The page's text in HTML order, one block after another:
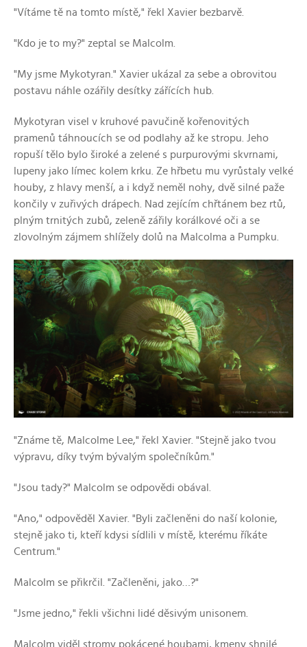
"Vítáme tě na tomto místě," řekl Xavier bezbarvě.
"Kdo je to my?" zeptal se Malcolm.
"My jsme Mykotyran." Xavier ukázal za sebe a obrovitou
postavu náhle ozářily desítky zářících hub.
Mykotyran visel v kruhové pavučině kořenovitých
pramenů táhnoucích se od podlahy až ke stropu. Jeho
ropuší tělo bylo široké a zelené s purpurovými skvrnami,
lupeny jako límec kolem krku. Ze hřbetu mu vyrůstaly velké
houby, z hlavy menší, a i když neměl nohy, dvě silné paže
končily v zuřivých drápech. Nad zejícím chřtánem bez rtů,
plným trnitých zubů, zeleně zářily korálkové oči a se
zlovolným zájmem shlížely dolů na Malcolma a Pumpku.
"Známe tě, Malcolme Lee," řekl Xavier. "Stejně jako tvou
výpravu, díky tvým bývalým společníkům."
"Jsou tady?" Malcolm se odpovědi obával.
"Ano," odpověděl Xavier. "Byli začleněni do naší kolonie,
stejně jako ti, kteří kdysi sídlili v místě, kterému říkáte
Centrum."
Malcolm se přikrčil. "Začleněni, jako…?"
"Jsme jedno," řekli všichni lidé děsivým unisonem.
Malcolm viděl stromy pokácené houbami, kmeny shnilé